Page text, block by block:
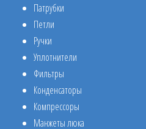
Патрубки
Петли
Ручки
Уплотнители
Фильтры
Конденсаторы
Компрессоры
Манжеты люка